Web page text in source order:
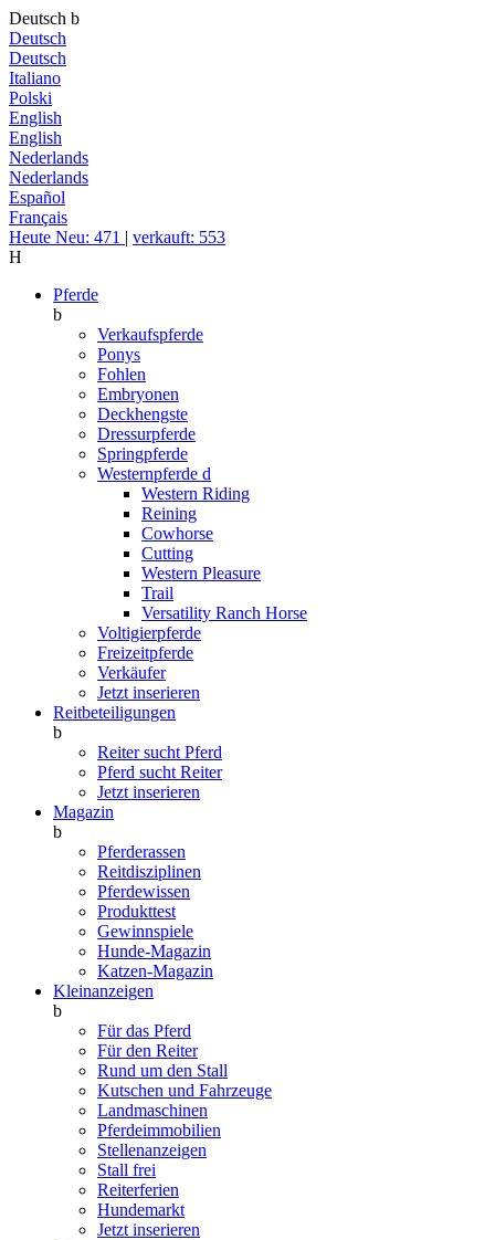
Deutsch b
Deutsch
Deutsch
Italiano
Polski
English
English
Nederlands
Nederlands
Español
Français
Heute Neu: 471 | verkauft: 553
H
Pferde
b
Verkaufspferde
Ponys
Fohlen
Embryonen
Deckhengste
Dressurpferde
Springpferde
Westernpferde d
Western Riding
Reining
Cowhorse
Cutting
Western Pleasure
Trail
Versatility Ranch Horse
Voltigierpferde
Freizeitpferde
Verkäufer
Jetzt inserieren
Reitbeteiligungen
b
Reiter sucht Pferd
Pferd sucht Reiter
Jetzt inserieren
Magazin
b
Pferderassen
Reitdisziplinen
Pferdewissen
Produkttest
Gewinnspiele
Hunde-Magazin
Katzen-Magazin
Kleinanzeigen
b
Für das Pferd
Für den Reiter
Rund um den Stall
Kutschen und Fahrzeuge
Landmaschinen
Pferdeimmobilien
Stellenanzeigen
Stall frei
Reiterferien
Hundemarkt
Jetzt inserieren